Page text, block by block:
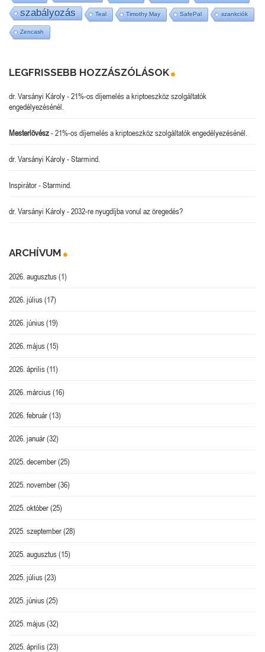
szabályozás Teal Timothy May SafePal szankciók
Zencash
LEGFRISSEBB HOZZÁSZÓLÁSOK
dr. Varsányi Károly-21%-os díjemelés a kriptoeszköz szolgáltatók
engedélyezésénél.
Mesterlövész-21%-os díjemelés a kriptoeszköz szolgáltatók engedélyezésénél.
dr. Varsányi Károly-Starmind.
Inspirátor-Starmind.
dr. Varsányi Károly-2032-re nyugdíjba vonul az öregedés?
ARCHÍVUM
2026. augusztus(1)
2026. július(17)
2026. június(19)
2026. május(15)
2026. április(11)
2026. március(16)
2026. február(13)
2026. január(32)
2025. december(25)
2025. november(36)
2025. október(25)
2025. szeptember(28)
2025. augusztus(15)
2025. július(23)
2025. június(25)
2025. május(32)
2025. április(23)